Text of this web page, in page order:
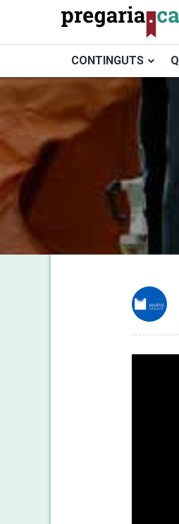
contingut
CONTINGUTS